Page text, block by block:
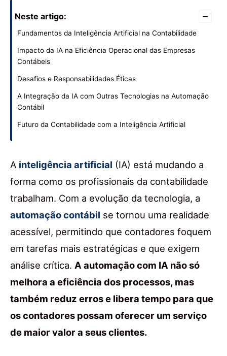
Neste artigo: –
Fundamentos da Inteligência Artificial na Contabilidade
Impacto da IA na Eficiência Operacional das Empresas
Contábeis
Desafios e Responsabilidades Éticas
A Integração da IA com Outras Tecnologias na Automação
Contábil
Futuro da Contabilidade com a Inteligência Artificial
A inteligência artificial (IA) está mudando a
forma como os profissionais da contabilidade
trabalham. Com a evolução da tecnologia, a
automação contábil se tornou uma realidade
acessível, permitindo que contadores foquem
em tarefas mais estratégicas e que exigem
análise crítica. A automação com IA não só
melhora a eficiência dos processos, mas
também reduz erros e libera tempo para que
os contadores possam oferecer um serviço
de maior valor a seus clientes.